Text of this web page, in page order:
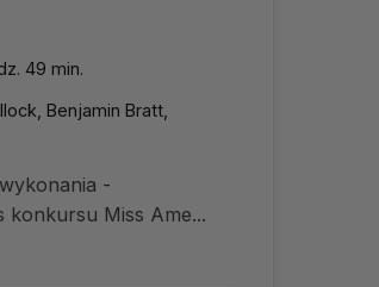
49 min.
Benjamin Bratt,
-
Miss Ame...